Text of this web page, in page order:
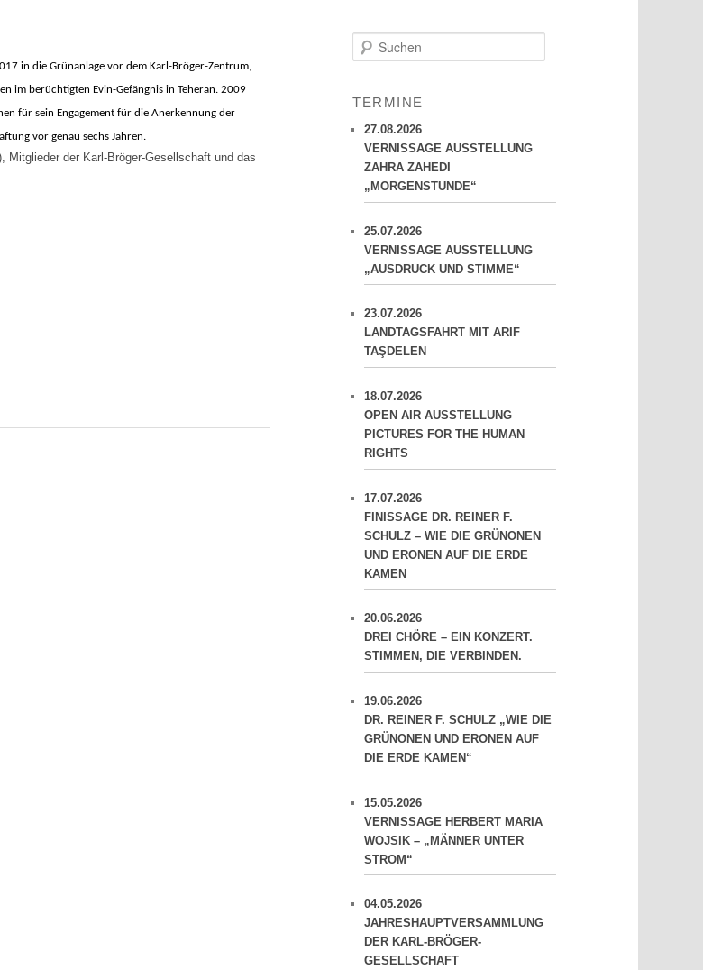
in die Grünanlage vor dem Karl-Bröger-Zentrum,
im berüchtigten Evin-Gefängnis in Teheran. 2009
für sein Engagement für die Anerkennung der
vor genau sechs Jahren.
der Karl-Bröger-Gesellschaft und das
e
n
TERMINE
27.08.2026
VERNISSAGE AUSSTELLUNG
ZAHRA ZAHEDI
„MORGENSTUNDE“
25.07.2026
VERNISSAGE AUSSTELLUNG
„AUSDRUCK UND STIMME“
23.07.2026
LANDTAGSFAHRT MIT ARIF
TAŞDELEN
18.07.2026
OPEN AIR AUSSTELLUNG
PICTURES FOR THE HUMAN
RIGHTS
17.07.2026
FINISSAGE DR. REINER F.
SCHULZ – WIE DIE GRÜNONEN
UND ERONEN AUF DIE ERDE
KAMEN
20.06.2026
DREI CHÖRE – EIN KONZERT.
STIMMEN, DIE VERBINDEN.
19.06.2026
DR. REINER F. SCHULZ „WIE DIE
GRÜNONEN UND ERONEN AUF
DIE ERDE KAMEN“
15.05.2026
VERNISSAGE HERBERT MARIA
WOJSIK – „MÄNNER UNTER
STROM“
04.05.2026
JAHRESHAUPTVERSAMMLUNG
DER KARL-BRÖGER-
GESELLSCHAFT